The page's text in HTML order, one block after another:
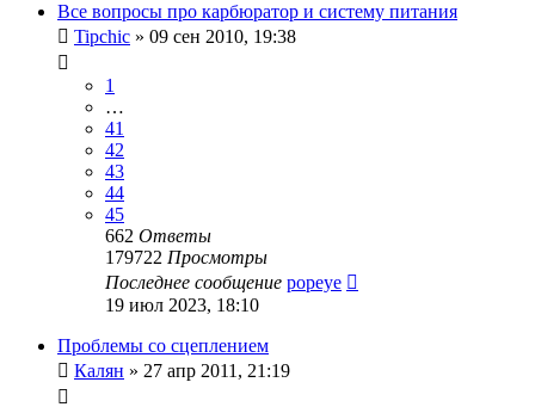
Все вопросы про карбюратор и систему питания
Tipchic » 09 сен 2010, 19:38
1
…
41
42
43
44
45
662 Ответы
179722 Просмотры
Последнее сообщение popeye
19 июл 2023, 18:10
Проблемы со сцеплением
Калян » 27 апр 2011, 21:19